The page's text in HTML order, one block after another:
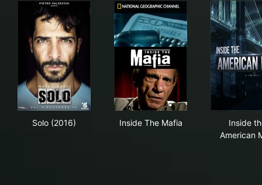
Solo (2016) Inside The Mafia
Inside
American